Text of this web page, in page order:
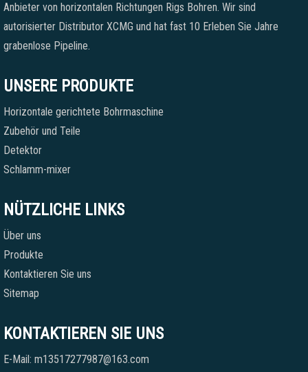
Anbieter von horizontalen Richtungen Rigs Bohren. Wir sind
autorisierter Distributor XCMG und hat fast 10 Erleben Sie Jahre
grabenlose Pipeline.
UNSERE PRODUKTE
Horizontale gerichtete Bohrmaschine
Zubehör und Teile
Detektor
Schlamm-mixer
NÜTZLICHE LINKS
Über uns
Produkte
Kontaktieren Sie uns
Sitemap
KONTAKTIEREN SIE UNS
E-Mail: m13517277987@163.com